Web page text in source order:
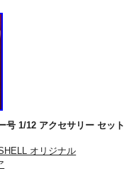
号 1/12 アクセサリー セット
オリジナル